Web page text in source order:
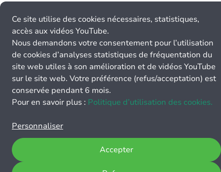
Ce site utilise des cookies nécessaires, statistiques,
accès aux vidéos YouTube.
Nous demandons votre consentement pour l’utilisation
de cookies d’analyses statistiques de fréquentation du
site web utiles à son amélioration et de vidéos YouTube
sur le site web. Votre préférence (refus/acceptation) est
conservée pendant 6 mois.
Pour en savoir plus : Politique d’utilisation des cookies.
Personnaliser
Accepter